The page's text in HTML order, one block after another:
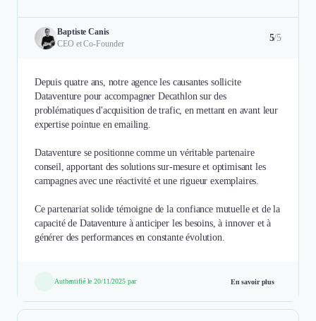
Baptiste Canis
CEO et Co-Founder
5/5
Depuis quatre ans, notre agence les causantes sollicite
Dataventure pour accompagner Decathlon sur des
problématiques d'acquisition de trafic, en mettant en avant leur
expertise pointue en emailing. ​
Dataventure se positionne comme un véritable partenaire
conseil, apportant des solutions sur-mesure et optimisant les
campagnes avec une réactivité et une rigueur exemplaires. ​
Ce partenariat solide témoigne de la confiance mutuelle et de la
capacité de Dataventure à anticiper les besoins, à innover et à
générer des performances en constante évolution.​
Authentifié le 20/11/2025 par En savoir plus